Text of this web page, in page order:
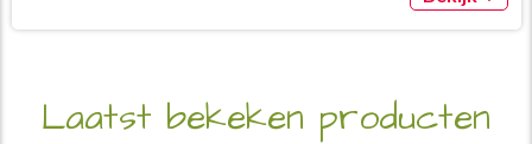
Laatst bekeken producten